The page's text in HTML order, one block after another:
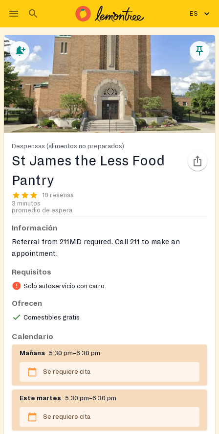
ES
Despensas (alimentos no preparados)
St James the Less Food
Pantry
10 reseñas
3 minutos
promedio de espera
Información
Referral from 211MD required. Call 211 to make an
appointment.
Serves residents of 43224 zip code.
Requisitos
Solo autoservicio con carro
Ofrecen
Comestibles gratis
Calendario
Mañana 5:30 pm–6:30 pm
Se requiere cita
Este martes 5:30 pm–6:30 pm
Se requiere cita